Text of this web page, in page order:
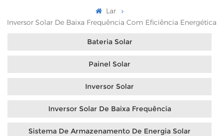
Lar
Inversor Solar De Baixa Frequência Com Eficiência Energética
Bateria Solar
Painel Solar
Inversor Solar
Inversor Solar De Baixa Frequência
Sistema De Armazenamento De Energia Solar